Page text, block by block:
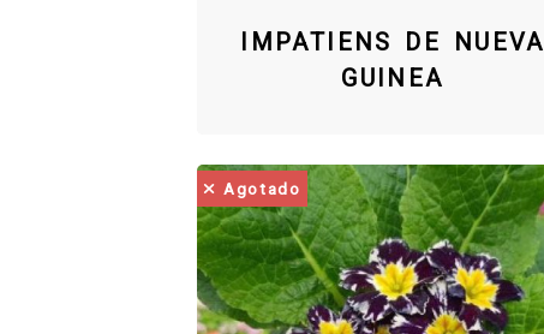
IMPATIENS DE NUEVA
GUINEA
Agotado